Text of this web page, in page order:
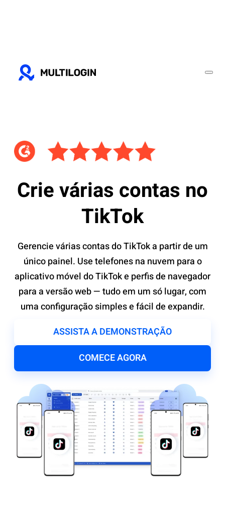
Crie várias contas no
TikTok
Gerencie várias contas do TikTok a partir de um
único painel. Use telefones na nuvem para o
aplicativo móvel do TikTok e perfis de navegador
para a versão web — tudo em um só lugar, com
uma configuração simples e fácil de expandir.
ASSISTA A DEMONSTRAÇÃO
COMECE AGORA